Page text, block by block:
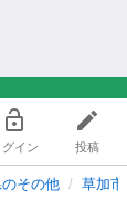
グイン 投稿
その他 草加